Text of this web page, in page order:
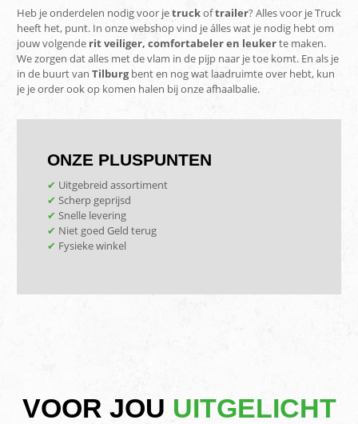
Heb je onderdelen nodig voor jetruckoftrailer? Alles voor je Truck
heeft het, punt. In onze webshop vind je álles wat je nodig hebt om
jouw volgende rit veiliger, comfortabeler en leukerte maken.
We zorgen dat alles met de vlam in de pijp naar je toe komt. En als je
in de buurt van Tilburgbent en nog wat laadruimte over hebt, kun
je je order ook op komen halen bij onze afhaalbalie.
ONZE PLUSPUNTEN
✔ Uitgebreid assortiment
✔ Scherp geprijsd
✔ Snelle levering
✔ Niet goed Geld terug
✔ Fysieke winkel
VOOR JOU UITGELICHT